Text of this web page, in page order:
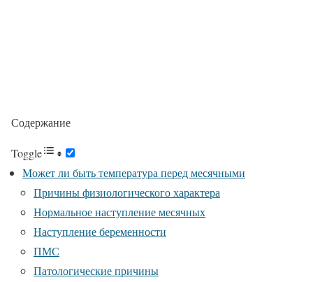
Содержание
Toggle
Может ли быть температура перед месячными
Причины физиологического характера
Нормальное наступление месячных
Наступление беременности
ПМС
Патологические причины